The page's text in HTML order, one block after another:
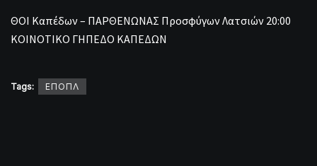
ΘΟΙ Καπέδων – ΠΑΡΘΕΝΩΝΑΣ Προσφύγων Λατσιών 20:00
ΚΟΙΝΟΤΙΚΟ ΓΗΠΕΔΟ ΚΑΠΕΔΩΝ
Tags: ΕΠΟΠΛ